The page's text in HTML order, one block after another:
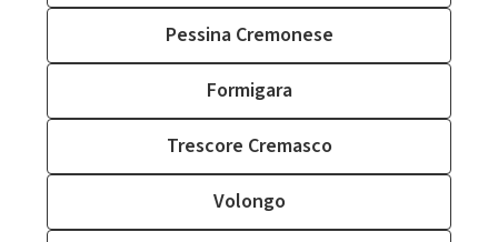
Pessina Cremonese
Formigara
Trescore Cremasco
Volongo